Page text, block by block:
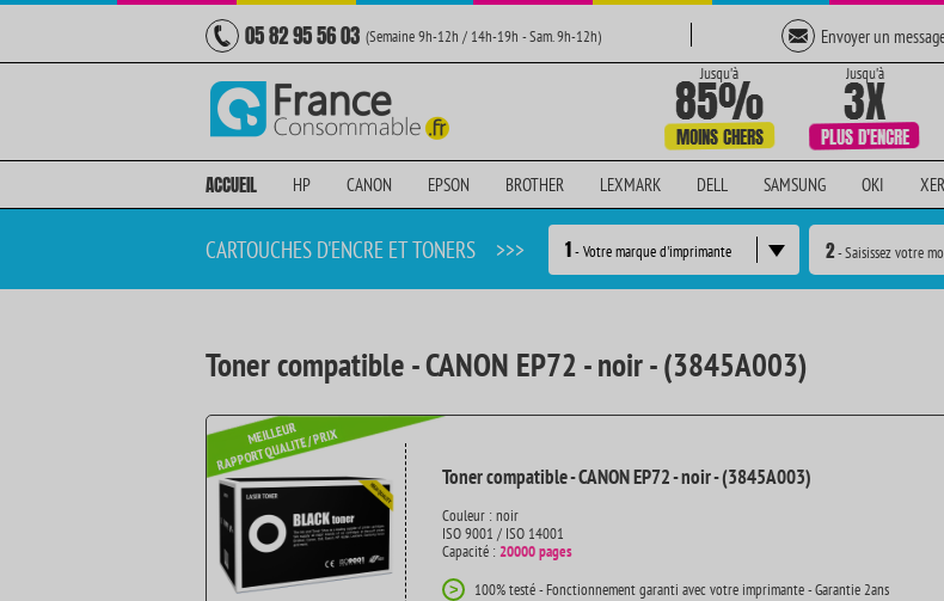
05 82 95 56 03 (Semaine 9h-12h / 14h-19h - Sam. 9h-12h) Envoyer un
ACCUEIL HP CANON EPSON BROTHER LEXMARK DELL SAMSUNG OKI
CARTOUCHES D'ENCRE ET TONERS >>> 1- Votre marque d'imprimante 2- Saisissez votre
Toner compatible - CANON EP72 - noir - (3845A003)
Toner compatible - CANON EP72 - noir - (3845A003)
Couleur : noir
ISO 9001 / ISO 14001
Capacité :20000 pages
> 100% testé - Fonctionnement garanti avec votre imprimante - Garantie 2ans